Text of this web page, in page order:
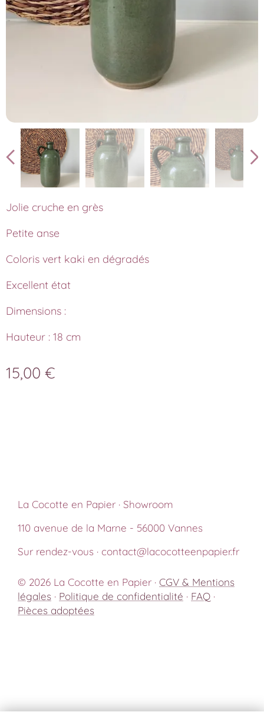
Jolie cruche en grès
Petite anse
Coloris vert kaki en dégradés
Excellent état
Dimensions :
Hauteur : 18 cm
15,00 €
La Cocotte en Papier · Showroom
110 avenue de la Marne - 56000 Vannes
Sur rendez-vous · contact@lacocotteenpapier.fr
© 2026 La Cocotte en Papier · CGV & Mentions
légales · Politique de confidentialité · FAQ ·
Pièces adoptées